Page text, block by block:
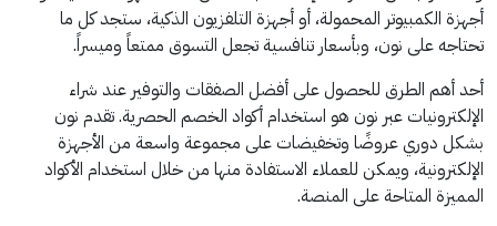
أجهزة الكمبيوتر المحمولة، أو أجهزة التلفزيون الذكية، ستجد كل ما
تحتاجه على نون، وبأسعار تنافسية تجعل التسوق ممتعاً وميسراً.
أحد أهم الطرق للحصول على أفضل الصفقات والتوفير عند شراء
الإلكترونيات عبر نون هو استخدام أكواد الخصم الحصرية. تقدم نون
بشكل دوري عروضًا وتخفيضات على مجموعة واسعة من الأجهزة
الإلكترونية، ويمكن للعملاء الاستفادة منها من خلال استخدام الأكواد
المميزة المتاحة على المنصة.